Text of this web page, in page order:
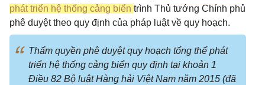
phát triển hệ thống cảng biển trình Thủ tướng Chính phủ
phê duyệt theo quy định của pháp luật về quy hoạch.
Thẩm quyền phê duyệt quy hoạch tổng thể phát
triển hệ thống cảng biển quy định tại khoản 1
Điều 82 Bộ luật Hàng hải Việt Nam năm 2015 (đã